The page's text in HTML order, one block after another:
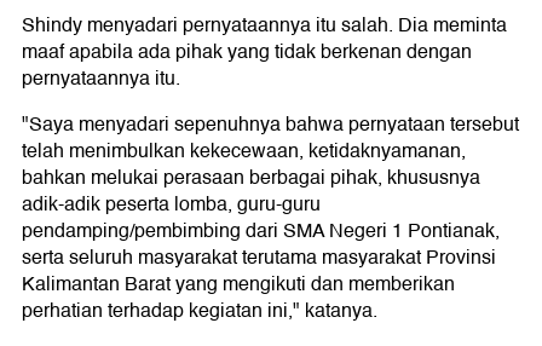
Shindy menyadari pernyataannya itu salah. Dia meminta
maaf apabila ada pihak yang tidak berkenan dengan
pernyataannya itu.
"Saya menyadari sepenuhnya bahwa pernyataan tersebut
telah menimbulkan kekecewaan, ketidaknyamanan,
bahkan melukai perasaan berbagai pihak, khususnya
adik-adik peserta lomba, guru-guru
pendamping/pembimbing dari SMA Negeri 1 Pontianak,
serta seluruh masyarakat terutama masyarakat Provinsi
Kalimantan Barat yang mengikuti dan memberikan
perhatian terhadap kegiatan ini," katanya.